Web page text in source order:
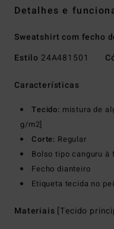
Detalhes e
Sweatshirt com fecho
Estilo 24A481501
Características
Tecido: mistura de
g/m2]
Corte: Regular
Bolso tipo canguru à
Fecho dianteiro
Etiqueta tecida no
Materiais [Tecido